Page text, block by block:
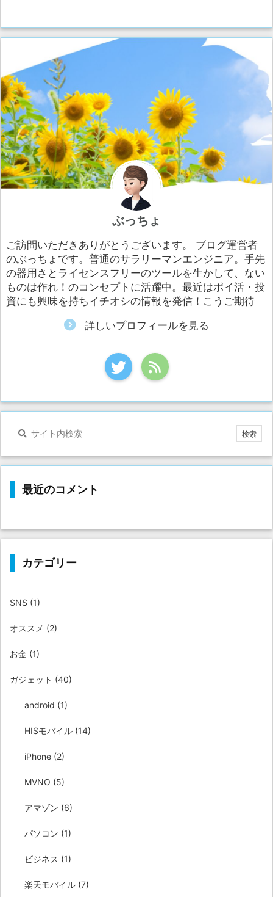
ぶっちょ
ご訪問いただきありがとうございます。 ブログ運営者
のぶっちょです。普通のサラリーマンエンジニア。手先
の器用さとライセンスフリーのツールを生かして、ない
ものは作れ！のコンセプトに活躍中。最近はポイ活・投
資にも興味を持ちイチオシの情報を発信！こうご期待
詳しいプロフィールを見る
最近のコメント
カテゴリー
SNS (1)
オススメ (2)
お金 (1)
ガジェット (40)
android (1)
HISモバイル (14)
iPhone (2)
MVNO (5)
アマゾン (6)
パソコン (1)
ビジネス (1)
楽天モバイル (7)